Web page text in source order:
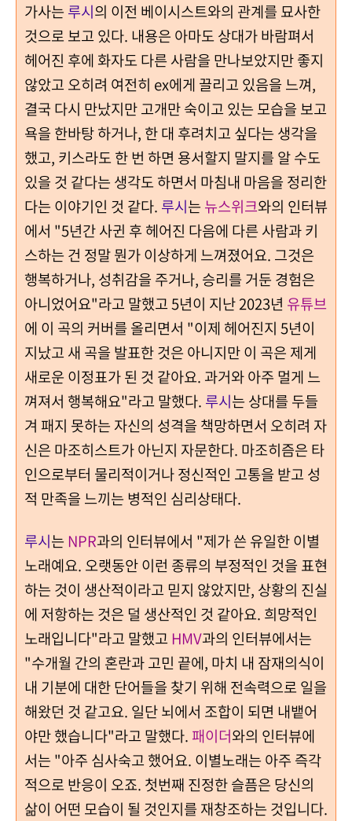
가사는 루시의 이전 베이시스트와의 관계를 묘사한
것으로 보고 있다. 내용은 아마도 상대가 바람펴서
헤어진 후에 화자도 다른 사람을 만나보았지만 좋지
않았고 오히려 여전히 ex에게 끌리고 있음을 느껴,
결국 다시 만났지만 고개만 숙이고 있는 모습을 보고
욕을 한바탕 하거나, 한 대 후려치고 싶다는 생각을
했고, 키스라도 한 번 하면 용서할지 말지를 알 수도
있을 것 같다는 생각도 하면서 마침내 마음을 정리한
다는 이야기인 것 같다. 루시는 뉴스위크와의 인터뷰
에서 "5년간 사귄 후 헤어진 다음에 다른 사람과 키
스하는 건 정말 뭔가 이상하게 느껴졌어요. 그것은
행복하거나, 성취감을 주거나, 승리를 거둔 경험은
아니었어요"라고 말했고5년이 지난 2023년 유튜브
에 이 곡의 커버를 올리면서 "이제 헤어진지 5년이
지났고 새 곡을 발표한 것은 아니지만 이 곡은 제게
새로운 이정표가 된 것 같아요. 과거와 아주 멀게 느
껴져서 행복해요"라고 말했다. 루시는 상대를 두들
겨 패지 못하는 자신의 성격을 책망하면서 오히려 자
신은 마조히스트가 아닌지 자문한다. 마조히즘은 타
인으로부터 물리적이거나 정신적인 고통을 받고 성
적 만족을 느끼는 병적인 심리상태다.
루시는 NPR과의 인터뷰에서 "제가 쓴 유일한 이별
노래예요. 오랫동안 이런 종류의 부정적인 것을 표현
하는 것이 생산적이라고 믿지 않았지만, 상황의 진실
에 저항하는 것은 덜 생산적인 것 같아요. 희망적인
노래입니다"라고 말했고 HMV과의 인터뷰에서는
"수개월 간의 혼란과 고민 끝에, 마치 내 잠재의식이
내 기분에 대한 단어들을 찾기 위해 전속력으로 일을
해왔던 것 같고요. 일단 뇌에서 조합이 되면 내뱉어
야만 했습니다"라고 말했다. 패이더와의 인터뷰에
서는 "아주 심사숙고 했어요. 이별노래는 아주 즉각
적으로 반응이 오죠. 첫번째 진정한 슬픔은 당신의
삶이 어떤 모습이 될 것인지를 재창조하는 것입니다.